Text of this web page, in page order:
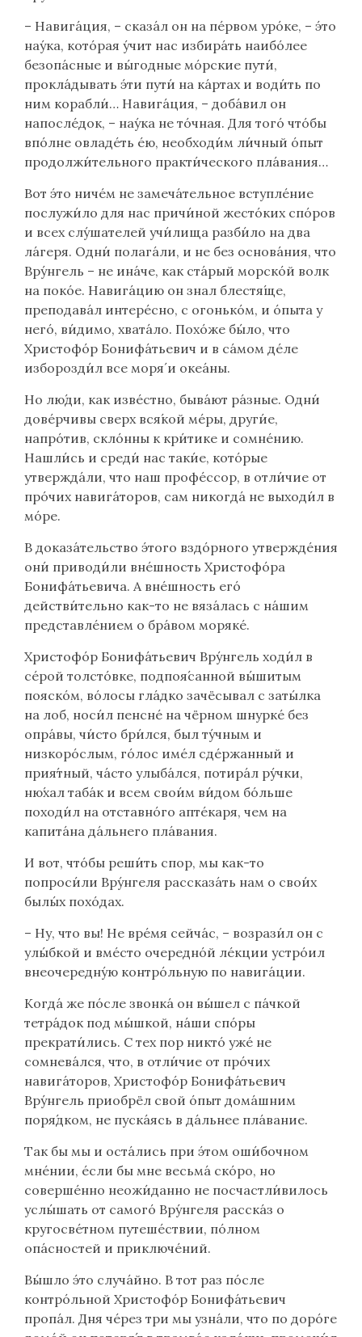
– Навига́ция, – сказа́л он на пе́рвом уро́ке, – э́то
нау́ка, кото́рая у́чит нас избира́ть наибо́лее
безопа́сные и вы́годные мо́рские пути́,
прокла́дывать э́ти пути́ на ка́ртах и води́ть по
ним корабли́… Навига́ция, – доба́вил он
напосле́док, – нау́ка не то́чная. Для того́ что́бы
впо́лне овладе́ть е́ю, необходи́м ли́чный о́пыт
продолжи́тельного практи́ческого пла́вания…
Вот э́то ниче́м не замеча́тельное вступле́ние
послужи́ло для нас причи́ной жесто́ких спо́ров
и всех слу́шателей учи́лища разби́ло на два
ла́геря. Одни́ полага́ли, и не без основа́ния, что
Вру́нгель – не ина́че, как ста́рый морско́й волк
на поко́е. Навига́цию он знал блестя́ще,
преподава́л интере́сно, с огонько́м, и о́пыта у
него́, ви́димо, хвата́ло. Похо́же бы́ло, что
Христофо́р Бонифа́тьевич и в са́мом де́ле
изборозди́л все моря́ и океа́ны.
Но лю́ди, как изве́стно, быва́ют ра́зные. Одни́
дове́рчивы сверх вся́кой ме́ры, други́е,
напро́тив, скло́нны к кри́тике и сомне́нию.
Нашли́сь и среди́ нас таки́е, кото́рые
утвержда́ли, что наш профе́ссор, в отли́чие от
про́чих навига́торов, сам никогда́ не выходи́л в
мо́ре.
В доказа́тельство э́того вздо́рного утвержде́ния
они́ приводи́ли вне́шность Христофо́ра
Бонифа́тьевича. А вне́шность его́
действи́тельно как-то не вяза́лась с на́шим
представле́нием о бра́вом моряке́.
Христофо́р Бонифа́тьевич Вру́нгель ходи́л в
се́рой толсто́вке, подпоя́санной вы́шитым
пояско́м, во́лосы гла́дко зачёсывал с заты́лка
на лоб, носи́л пенсне́ на чёрном шнурке́ без
опра́вы, чи́сто бри́лся, был ту́чным и
низкоро́слым, го́лос име́л сде́ржанный и
прия́тный, ча́сто улыба́лся, потира́л ру́чки,
ню́хал таба́к и всем свои́м ви́дом бо́льше
походи́л на отставно́го апте́каря, чем на
капита́на да́льнего пла́вания.
И вот, что́бы реши́ть спор, мы как-то
попроси́ли Вру́нгеля рассказа́ть нам о свои́х
былы́х похо́дах.
– Ну, что вы! Не вре́мя сейча́с, – возрази́л он с
улы́бкой и вме́сто очередно́й ле́кции устро́ил
внеочередну́ю контро́льную по навига́ции.
Когда́ же по́сле звонка́ он вы́шел с па́чкой
тетра́док под мы́шкой, на́ши спо́ры
прекрати́лись. С тех пор никто́ уже́ не
сомнева́лся, что, в отли́чие от про́чих
навига́торов, Христофо́р Бонифа́тьевич
Вру́нгель приобрёл свой о́пыт дома́шним
поря́дком, не пуска́ясь в да́льнее пла́вание.
Так бы мы и оста́лись при э́том оши́бочном
мне́нии, е́сли бы мне весьма́ ско́ро, но
соверше́нно неожи́данно не посчастли́вилось
услы́шать от самого́ Вру́нгеля расска́з о
кругосве́тном путеше́ствии, по́лном
опа́сностей и приключе́ний.
Вы́шло э́то случа́йно. В тот раз по́сле
контро́льной Христофо́р Бонифа́тьевич
пропа́л. Дня че́рез три мы узна́ли, что по доро́ге